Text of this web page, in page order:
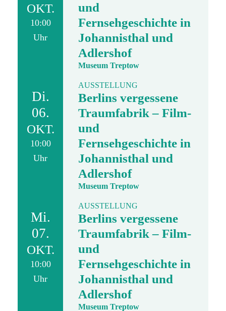
OKT.
10:00
Uhr
und
Fernsehgeschichte in
Johannisthal und
Adlershof
Museum Treptow
Di.
06.
OKT.
10:00
Uhr
AUSSTELLUNG
Berlins vergessene
Traumfabrik – Film-
und
Fernsehgeschichte in
Johannisthal und
Adlershof
Museum Treptow
Mi.
07.
OKT.
10:00
Uhr
AUSSTELLUNG
Berlins vergessene
Traumfabrik – Film-
und
Fernsehgeschichte in
Johannisthal und
Adlershof
Museum Treptow